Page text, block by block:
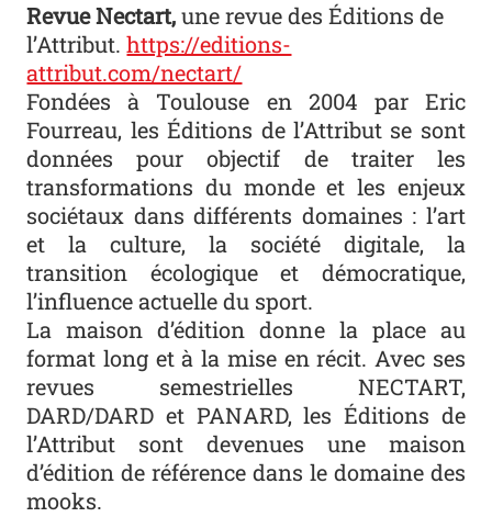
RevueNectart,une revue des Éditions de
l’Attribut.https://editions-
attribut.com/nectart/
Fondées à Toulouse en 2004 par Eric
Fourreau, les Éditions de l’Attribut se sont
données pour objectif de traiter les
transformations du monde et les enjeux
sociétaux dans différents domaines : l’art
et la culture, la société digitale, la
transition écologique et démocratique,
l’influence actuelle du sport.
La maison d’édition donne la place au
format long et à la mise en récit. Avec ses
revues semestrielles NECTART,
DARD/DARD et PANARD, les Éditions de
l’Attribut sont devenues une maison
d’édition de référence dans le domaine des
mooks.